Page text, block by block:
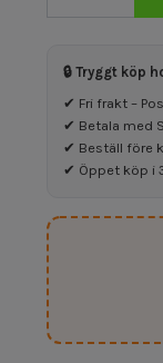
🔒 Tryggt köp
✔ Fri frakt –
✔ Betala med
✔ Beställ före
✔ Öppet köp i